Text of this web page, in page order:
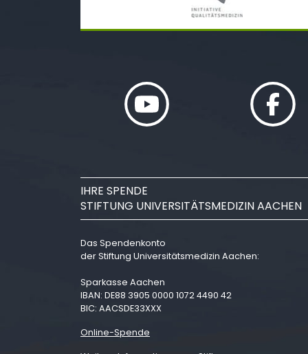
IHRE SPENDE
STIFTUNG UNIVERSITÄTSMEDIZIN AACHEN
Das Spendenkonto
der Stiftung Universitätsmedizin Aachen:
Sparkasse Aachen
IBAN: DE88 3905 0000 1072 4490 42
BIC: AACSDE33XXX
Online-Spende